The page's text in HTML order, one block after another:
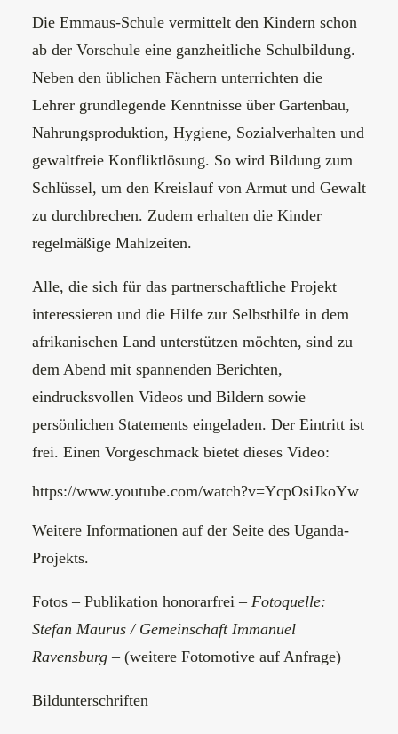
Die Emmaus-Schule vermittelt den Kindern schon
ab der Vorschule eine ganzheitliche Schulbildung.
Neben den üblichen Fächern unterrichten die
Lehrer grundlegende Kenntnisse über Gartenbau,
Nahrungsproduktion, Hygiene, Sozialverhalten und
gewaltfreie Konfliktlösung. So wird Bildung zum
Schlüssel, um den Kreislauf von Armut und Gewalt
zu durchbrechen. Zudem erhalten die Kinder
regelmäßige Mahlzeiten.
Alle, die sich für das partnerschaftliche Projekt
interessieren und die Hilfe zur Selbsthilfe in dem
afrikanischen Land unterstützen möchten, sind zu
dem Abend mit spannenden Berichten,
eindrucksvollen Videos und Bildern sowie
persönlichen Statements eingeladen. Der Eintritt ist
frei. Einen Vorgeschmack bietet dieses Video:
https://www.youtube.com/watch?v=YcpOsiJkoYw
Weitere Informationen auf der Seite des Uganda-
Projekts.
Fotos – Publikation honorarfrei – Fotoquelle:
Stefan Maurus / Gemeinschaft Immanuel
Ravensburg – (weitere Fotomotive auf Anfrage)
Bildunterschriften